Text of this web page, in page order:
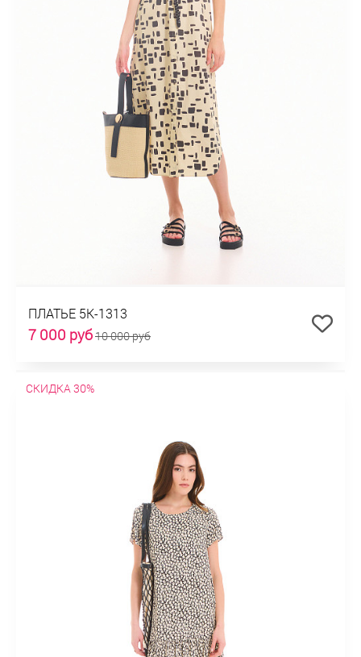
ПЛАТЬЕ 5К-1313
7 000 руб10 000 руб
СКИДКА 30%